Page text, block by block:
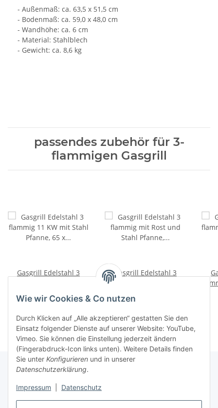
Wie wir Cookies & Co nutzen
Durch Klicken auf „Alle akzeptieren“ gestatten Sie den
Einsatz folgender Dienste auf unserer Website: YouTube,
Vimeo. Sie können die Einstellung jederzeit ändern
(Fingerabdruck-Icon links unten). Weitere Details finden
Sie unter Konfigurieren und in unserer
Datenschutzerklärung.
Impressum Datenschutz
- Außenmaß: ca. 63,5 x 51,5 cm
- Bodenmaß: ca. 59,0 x 48,0 cm
- Wandhöhe: ca. 6 cm
- Material: Stahlblech
- Gewicht: ca. 8,6 kg
passendes zubehör für 3-
flammigen Gasgrill
Gasgrill Edelstahl 3
Pfanne, 65 x 53 x 27 cm
289,00 € *
Gasgrill Edelstahl 3
flammig mit Rost und
Informationen